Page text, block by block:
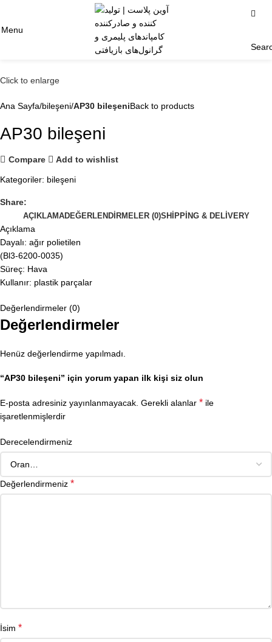
Menu
Click to enlarge
Ana Sayfa bileşeni AP30 bileşeniBack to products
AP30 bileşeni
Compare Add to wishlist
Kategoriler: bileşeni
Share:
AÇIKLAMADEĞERLENDIRMELER (0)SHIPPING & DELIVERY
Açıklama
Dayalı: ağır polietilen
(Bl3-6200-0035)
Süreç: Hava
Kullanır: plastik parçalar
Değerlendirmeler (0)
Değerlendirmeler
Henüz değerlendirme yapılmadı.
“AP30 bileşeni” için yorum yapan ilk kişi siz olun
E-posta adresiniz yayınlanmayacak. Gerekli alanlar * ile
işaretlenmişlerdir
Derecelendirmeniz
Değerlendirmeniz *
İsim *